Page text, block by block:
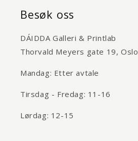
Besøk oss
DÁIDDA Galleri & Printlab
Thorvald Meyers gate 19, Oslo
Mandag: Etter avtale
Tirsdag - Fredag: 11-16
Lørdag: 12-15